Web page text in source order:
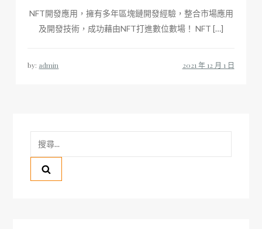
NFT開發應用，擁有多年區塊鏈開發經驗，整合市場應用
及開發技術，成功藉由NFT打進數位數場！ NFT […]
by: admin
鍵